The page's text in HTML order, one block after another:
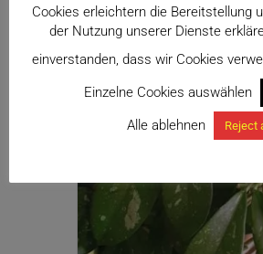
Cookies erleichtern die Bereitstellung
der Nutzung unserer Dienste
einverstanden, dass wir Cookies
Einzelne Cookies auswählen
Alle ablehnen Reject